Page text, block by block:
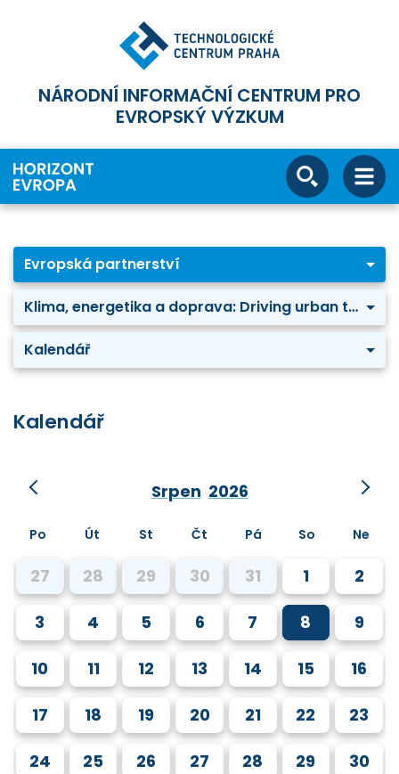
NÁRODNÍ INFORMAČNÍ CENTRUM PRO
EVROPSKÝ VÝZKUM
Evropská partnerství
Klima, energetika a doprava: Driving urban transitions to a sustainable future (DUT)
Kalendář
Kalendář
Srpen 2026
Po Út St Čt Pá So Ne
27 28 29 30 31 1 2
3 4 5 6 7 8 9
10 11 12 13 14 15 16
17 18 19 20 21 22 23
24 25 26 27 28 29 30